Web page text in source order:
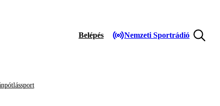
Belépés Nemzeti Sportrádió